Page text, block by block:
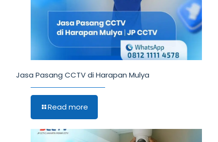
Jasa Pasang CCTV di Harapan Mulya
Read more